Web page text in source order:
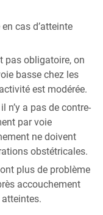
cas d’atteinte
pas obligatoire, on
basse chez les
est modérée.
n’y a pas de contre-
par voie
ne doivent
obstétricales.
plus de problème
accouchement